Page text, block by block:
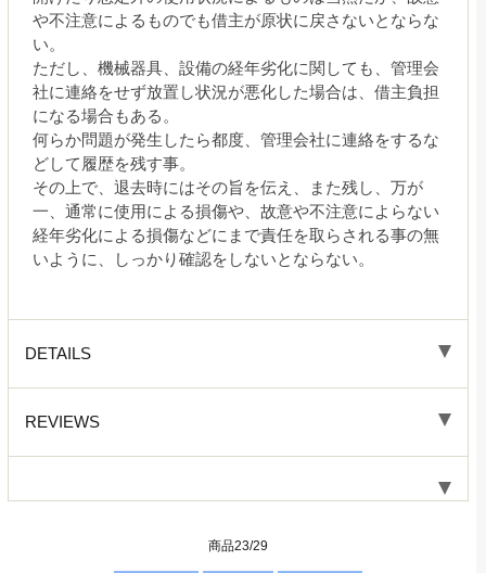
や不注意によるものでも借主が原状に戻さないとならな
い。
ただし、機械器具、設備の経年劣化に関しても、管理会
社に連絡をせず放置し状況が悪化した場合は、借主負担
になる場合もある。
何らか問題が発生したら都度、管理会社に連絡をするな
どして履歴を残す事。
その上で、退去時にはその旨を伝え、また残し、万が
一、通常に使用による損傷や、故意や不注意によらない
経年劣化による損傷などにまで責任を取らされる事の無
いように、しっかり確認をしないとならない。
DETAILS
REVIEWS
商品23/29